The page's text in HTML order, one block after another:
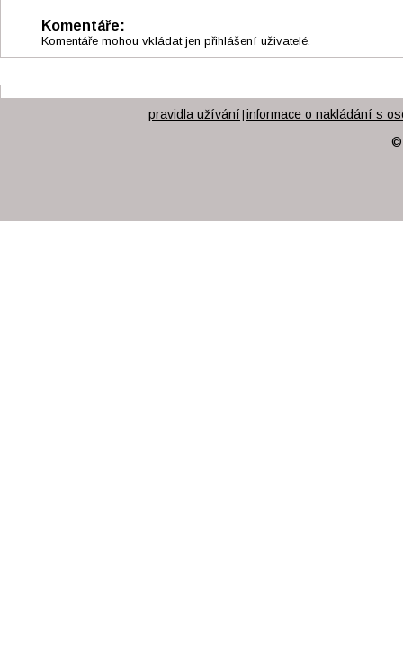
Komentáře:
Komentáře mohou vkládat jen přihlášení uživatelé.
pravidla užívání informace o nakládání s
©